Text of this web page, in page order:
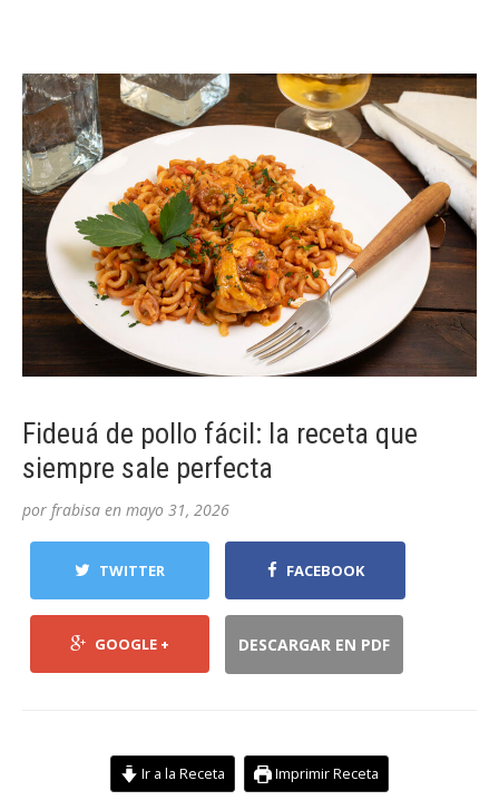
Fideuá de pollo fácil: la receta que
siempre sale perfecta
por frabisa en mayo 31, 2026
TWITTER FACEBOOK
GOOGLE + DESCARGAR EN PDF
Ir a la Receta Imprimir Receta